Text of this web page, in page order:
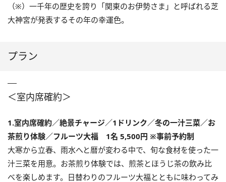
（※）一千年の歴史を誇り「関東のお伊勢さま」と呼ばれる芝
大神宮が発表するその年の幸運色。
プラン
＜室内席確約＞
1.室内席確約／絶景チャージ／1ドリンク／冬の一汁三菜／お
茶煎り体験／フルーツ大福 1名 5,500円 ※事前予約制
大寒から立春、雨水へと暦が変わる中で、旬な食材を使った一
汁三菜を用意。お茶煎り体験では、煎茶とほうじ茶の飲み比
べを楽しめます。日替わりのフルーツ大福とともに味わってみ